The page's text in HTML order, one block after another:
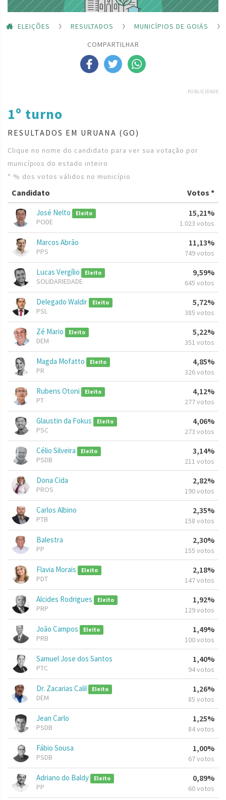
ELEIÇÕES RESULTADOS
MUNICÍPIOS DE GOIÁS
COMPARTILHAR
PUBLICIDADE
1º turno
RESULTADOS EM URUANA (GO)
Clique no nome do candidato para ver sua votação por
municípios do estado inteiro
* % dos votos válidos no município
Candidato Votos *
José Nelto Eleito
PODE
15,21%
1.023 votos
Marcos Abrão
PPS
11,13%
749 votos
Lucas Vergílio Eleito
SOLIDARIEDADE
9,59%
645 votos
Delegado Waldir Eleito
PSL
5,72%
385 votos
Zé Mario Eleito
DEM
5,22%
351 votos
Magda Mofatto Eleito
PR
4,85%
326 votos
Rubens Otoni Eleito
PT
4,12%
277 votos
Glaustin da Fokus Eleito
PSC
4,06%
273 votos
Célio Silveira Eleito
PSDB
3,14%
211 votos
Dona Cida
PROS
2,82%
190 votos
Carlos Albino
PTB
2,35%
158 votos
Balestra
PP
2,30%
155 votos
Flavia Morais Eleito
PDT
2,18%
147 votos
Alcides Rodrigues Eleito
PRP
1,92%
129 votos
João Campos Eleito
PRB
1,49%
100 votos
Samuel Jose dos Santos
PTC
1,40%
94 votos
Dr. Zacarias Calil Eleito
DEM
1,26%
85 votos
Jean Carlo
PSDB
1,25%
84 votos
Fábio Sousa
PSDB
1,00%
67 votos
Adriano do Baldy Eleito
PP
0,89%
60 votos